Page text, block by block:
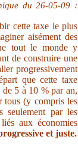
du 26-05-09 :
cette taxe le plus
aisément des
tout le monde y
de construire une
progressivement
que cette taxe
5 à 10 % par an,
tous (y compris les
seulement par les
aux économies
et juste.